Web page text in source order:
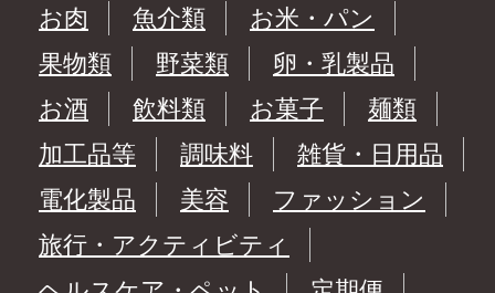
お肉
魚介類
お米・パン
果物類
野菜類
卵・乳製品
お酒
飲料類 お菓子
麺類
加工品等
調味料
雑貨・日用品
電化製品
美容
ファッション
旅行・アクティビティ